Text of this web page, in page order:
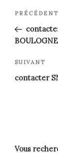
de
Article
précédent
PRÉCÉDENT
Article
suivant
SUIVANT
contacter
Vous